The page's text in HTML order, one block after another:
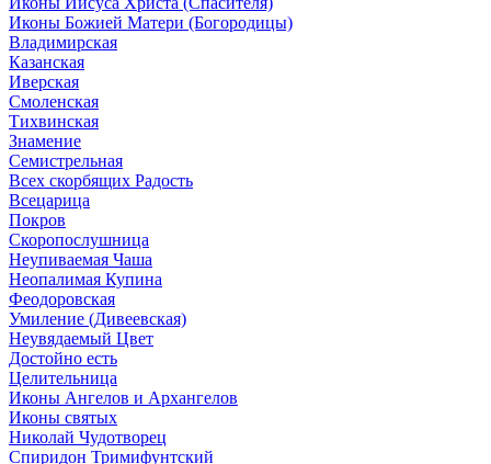
Иконы Божией Матери (Богородицы)
Владимирская
Казанская
Иверская
Смоленская
Тихвинская
Знамение
Семистрельная
Всех скорбящих Радость
Всецарица
Покров
Скоропослушница
Неупиваемая Чаша
Неопалимая Купина
Феодоровская
Умиление (Дивеевская)
Неувядаемый Цвет
Достойно есть
Целительница
Иконы Ангелов и Архангелов
Иконы святых
Николай Чудотворец
Спиридон Тримифунтский